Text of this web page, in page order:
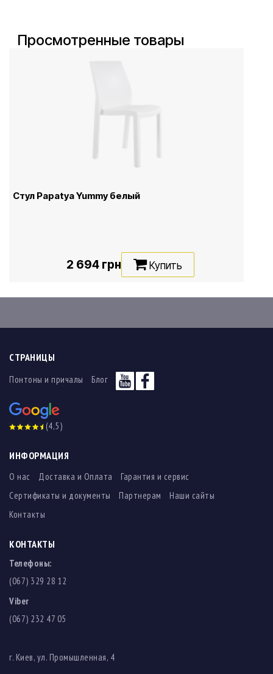
Просмотренные товары
Стул Papatya Yummy белый
2 694 грн Купить
СТРАНИЦЫ
Понтоны и причалы Блог
(4,5)
ИНФОРМАЦИЯ
О нас Доставка и Оплата
Гарантия и сервис
Сертификаты и документы
Партнерам
Наши сайты
Контакты
КОНТАКТЫ
Телефоны:
(067) 329 28 12
Viber
(067) 232 47 05
г. Киев, ул. Промышленная, 4